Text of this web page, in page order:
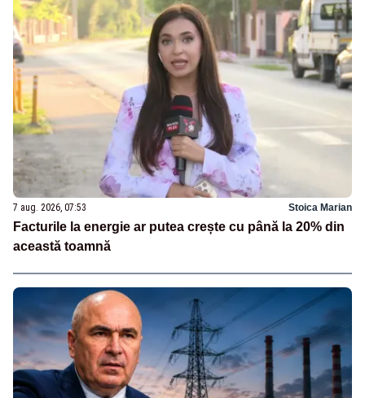
7 aug. 2026, 07:53 Stoica Marian
Facturile la energie ar putea crește cu până la 20% din
această toamnă